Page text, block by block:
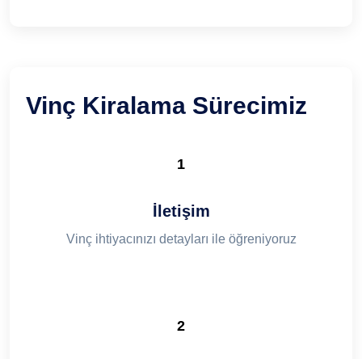
Vinç Kiralama Sürecimiz
1
İletişim
Vinç ihtiyacınızı detayları ile öğreniyoruz
2